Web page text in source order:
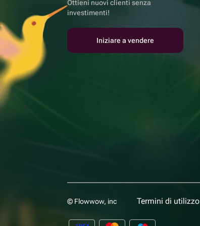
Ottieni nuovi clienti senza
investimenti!
Iniziare a vendere
© Flowwow, inc Termini di utilizzo